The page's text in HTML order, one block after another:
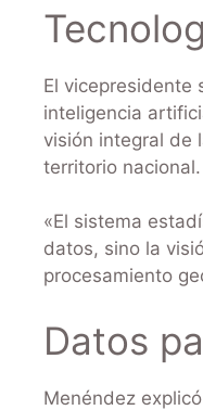
El vicepresidente
inteligencia
visión integral de
territorio nacional.
«El sistema
datos, sino la
procesamiento
Datos
Menéndez